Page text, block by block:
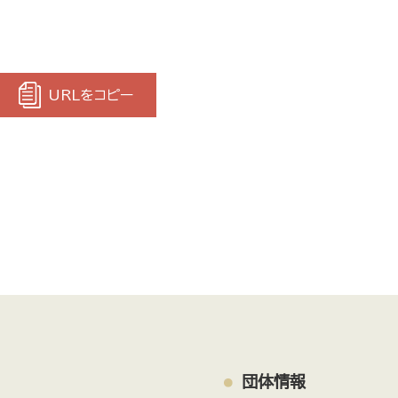
URLをコピー
団体情報